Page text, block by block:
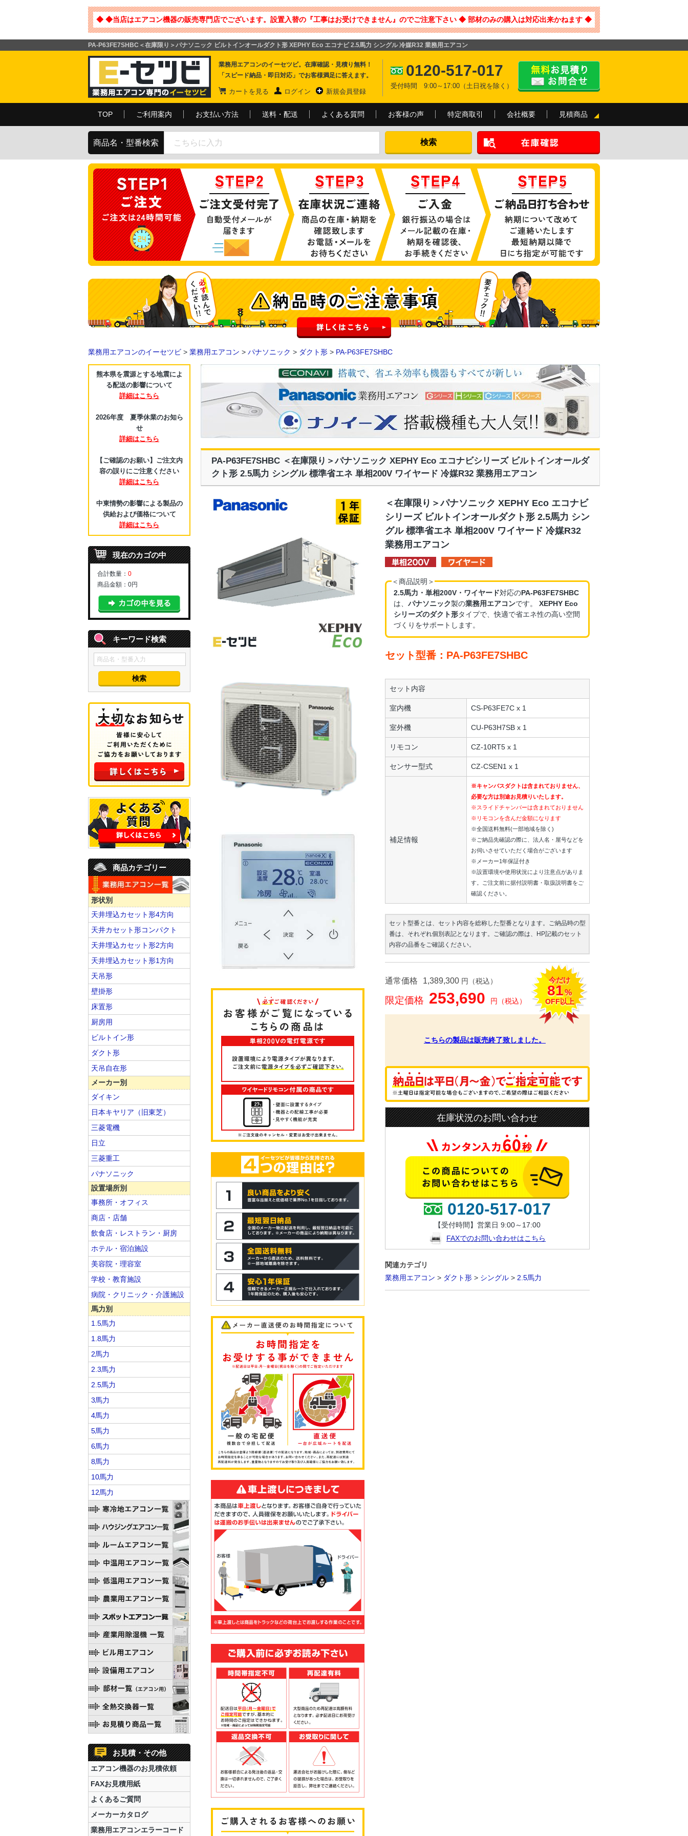
◆ ◆当店はエアコン機器の販売専門店でございます。設置入替の『工事はお受けできません』のでご注意下さい ◆ 部材のみの購入は対応出来かねます ◆
PA-P63FE7SHBC＜在庫限り＞パナソニック ビルトインオールダクト形 XEPHY Eco エコナビ 2.5馬力 シングル 冷媒R32 業務用エアコン
業務用エアコンのイーセツビ。在庫確認・見積り無料！
「スピード納品・即日対応」でお客様満足に答えます。
カートを見る ログイン 新規会員登録
0120-517-017
受付時間 9:00～17:00（土日祝を除く）
TOP ご利用案内 お支払い方法 送料・配送 よくある質問 お客様の声 特定商取引 会社概要 見積商品
商品名・型番検索
業務用エアコンのイーセツビ > 業務用エアコン > パナソニック > ダクト形 > PA-P63FE7SHBC
PA-P63FE7SHBC ＜在庫限り＞パナソニック XEPHY Eco エコナビシリーズ ビルトインオールダ
クト形 2.5馬力 シングル 標準省エネ 単相200V ワイヤード 冷媒R32 業務用エアコン
＜在庫限り＞パナソニック XEPHY Eco エコナビ
シリーズ ビルトインオールダクト形 2.5馬力 シン
グル 標準省エネ 単相200V ワイヤード 冷媒R32
業務用エアコン
＜商品説明＞
2.5馬力・単相200V・ワイヤード対応のPA-P63FE7SHBC
は、 パナソニック製の業務用エアコンです。 XEPHY Eco
シリーズのダクト形タイプで、快適で省エネ性の高い空間
づくりをサポートします。
セット型番：PA-P63FE7SHBC
セット内容
室内機 CS-P63FE7C x 1
室外機 CU-P63H7SB x 1
リモコン CZ-10RT5 x 1
センサー型式 CZ-CSEN1 x 1
補足情報
※キャンバスダクトは含まれておりません、
必要な方は別途お見積りいたします。
※スライドチャンバーは含まれておりません
※リモコンを含んだ金額になります
※全国送料無料(一部地域を除く)
※ご納品先確認の際に、法人名・屋号などを
お伺いさせていただく場合がございます
※メーカー1年保証付き
※設置環境や使用状況により注意点がありま
す。ご注文前に据付説明書・取扱説明書をご
確認ください。
セット型番とは、セット内容を総称した型番となります。ご納品時の型
番は、それぞれ個別表記となります。ご確認の際は、HP記載のセット
内容の品番をご確認ください。
通常価格 1,389,300 円（税込）
限定価格 253,690 円（税込）
今だけ
81%
OFF以上
こちらの製品は販売終了致しました。
在庫状況のお問い合わせ
0120-517-017
【受付時間】営業日 9:00～17:00
FAXでのお問い合わせはこちら
関連カテゴリ
業務用エアコン > ダクト形 > シングル > 2.5馬力
熊本県を震源とする地震によ
る配送の影響について
詳細はこちら
2026年度 夏季休業のお知ら
せ
詳細はこちら
【ご確認のお願い】ご注文内
容の誤りにご注意ください
詳細はこちら
中東情勢の影響による製品の
供給および価格について
詳細はこちら
現在のカゴの中
合計数量： 0
商品金額： 0円
キーワード検索
商品カテゴリー
形状別
天井埋込カセット形4方向
天井カセット形コンパクト
天井埋込カセット形2方向
天井埋込カセット形1方向
天吊形
壁掛形
床置形
厨房用
ビルトイン形
ダクト形
天吊自在形
メーカー別
ダイキン
日本キヤリア（旧東芝）
三菱電機
日立
三菱重工
パナソニック
設置場所別
事務所・オフィス
商店・店舗
飲食店・レストラン・厨房
ホテル・宿泊施設
美容院・理容室
学校・教育施設
病院・クリニック・介護施設
馬力別
1.5馬力
1.8馬力
2馬力
2.3馬力
2.5馬力
3馬力
4馬力
5馬力
6馬力
8馬力
10馬力
12馬力
お見積・その他
エアコン機器のお見積依頼
FAXお見積用紙
よくあるご質問
メーカーカタログ
業務用エアコンエラーコード